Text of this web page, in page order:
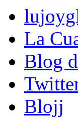
La
Blog
Blojj